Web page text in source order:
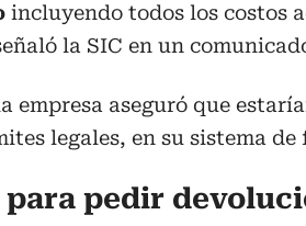
incluyendo todos los costos
la SIC en un
empresa aseguró que
legales, en su sistema
para pedir